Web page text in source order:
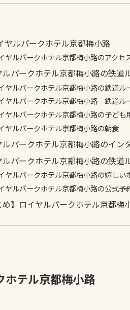
ヤルパークホテル京都梅小路
ヤルパークホテル京都梅小路のアクセ
ルパークホテル京都梅小路の鉄道
ヤルパークホテル京都梅小路の鉄道ル
ヤルパークホテル京都梅小路 鉄道ル
ヤルパークホテル京都梅小路の子ども
ヤルパークホテル京都梅小路の朝食
ルパークホテル京都梅小路のイン
ルパークホテル京都梅小路の鉄道
ヤルパークホテル京都梅小路の嬉しい
ヤルパークホテル京都梅小路の公式予
め】ロイヤルパークホテル京都梅
ホテル京都梅小路